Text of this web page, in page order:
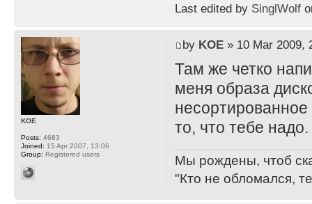
Last edited by SinglWolf
by KOE» 10 Mar 2009,
Там же четко
меня образа
то, что тебе надо.
Мы рождены, чтоб
"Кто не обломался,
KOE
Posts: 4683
Joined: 15 Apr 2007, 13:06
Group: Registered users